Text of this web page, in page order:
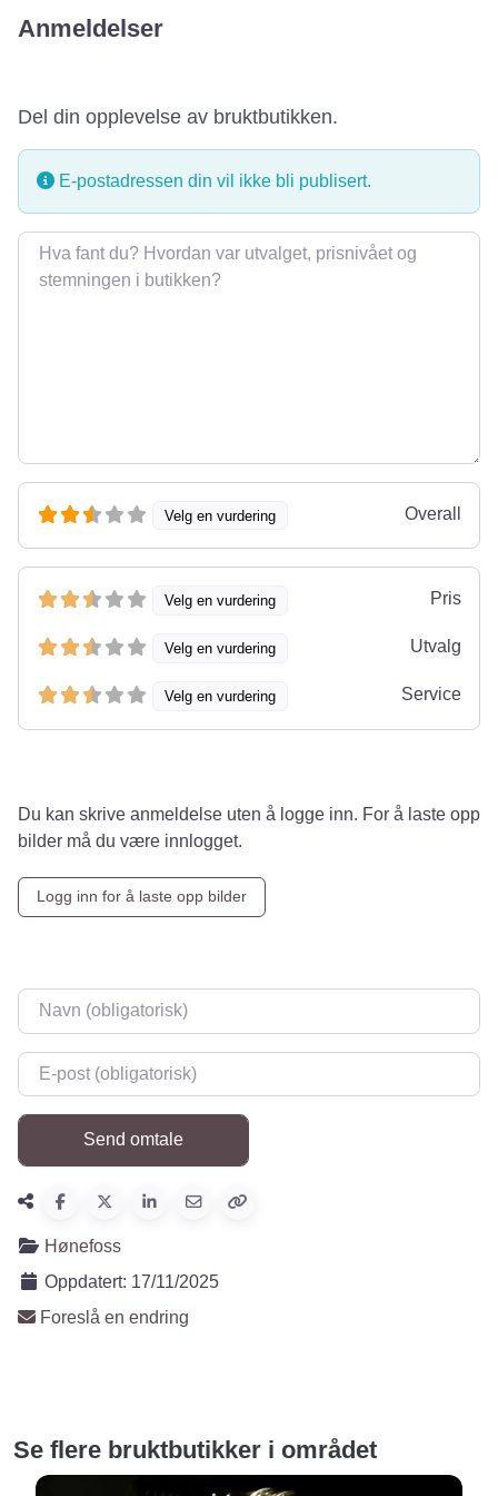
Anmeldelser
Del din opplevelse av bruktbutikken.
E-postadressen din vil ikke bli publisert.
Omtale
Velg en vurdering Overall
Velg en vurdering Pris
Velg en vurdering Utvalg
Velg en vurdering Service
Du kan skrive anmeldelse uten å logge inn. For å laste opp
bilder må du være innlogget.
Logg inn for å laste opp bilder
Navn
E-post
Hønefoss
Oppdatert: 17/11/2025
Foreslå en endring
Se flere bruktbutikker i området